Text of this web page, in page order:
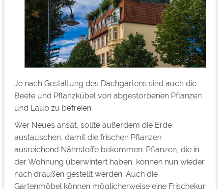
Je nach Gestaltung des Dachgartens sind auch die
Beete und Pflanzkübel von abgestorbenen Pflanzen
und Laub zu befreien.
Wer Neues ansät, sollte außerdem die Erde
austauschen, damit die frischen Pflanzen
ausreichend Nährstoffe bekommen. Pflanzen, die in
der Wohnung überwintert haben, können nun wieder
nach draußen gestellt werden. Auch die
Gartenmöbel können möglicherweise eine Frischekur